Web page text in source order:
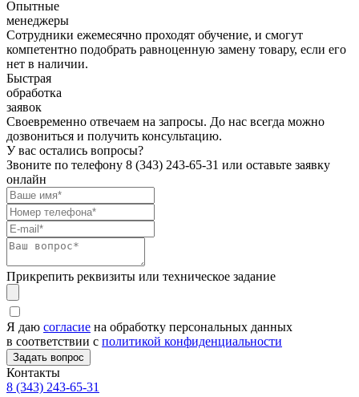
Опытные
менеджеры
Сотрудники ежемесячно проходят обучение, и смогут
компетентно подобрать равноценную замену товару, если его
нет в наличии.
Быстрая
обработка
заявок
Своевременно отвечаем на запросы. До нас всегда можно
дозвониться и получить консультацию.
У вас остались вопросы?
Звоните по телефону 8 (343) 243-65-31 или оставьте заявку
онлайн
Прикрепить реквизиты или техническое задание
Я даю согласие на обработку персональных данных
в соответствии с политикой конфиденциальности
Контакты
8 (343) 243-65-31